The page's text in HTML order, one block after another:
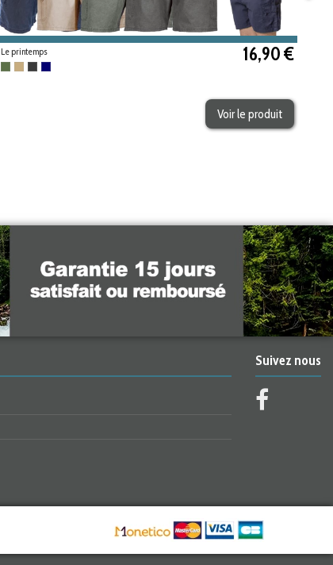
Le printemps
KakiBeigeGris anthracite
Marine
16,90 €
Voir le produit
Suivez nous